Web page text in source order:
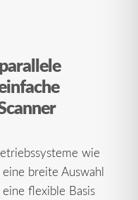
wie
breite Auswahl
flexible Basis